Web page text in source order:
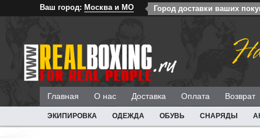
Ваш город: Москва и МО Город доставки ваших
Главная О нас Доставка Оплата Возврат
ЭКИПИРОВКА ОДЕЖДА ОБУВЬ СНАРЯДЫ